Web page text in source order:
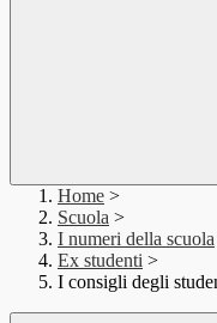
Home >
Scuola >
I numeri della scuola
Ex studenti >
I consigli degli